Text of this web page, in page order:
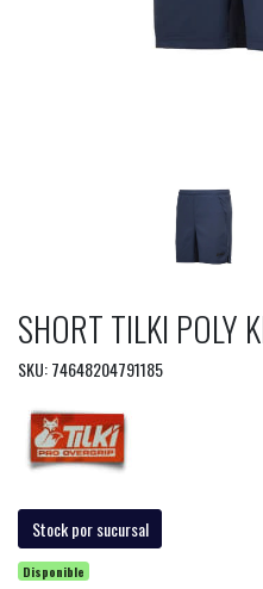
SHORT TILKI POLY
SKU: 74648204791185
Stock por sucursal
Disponible